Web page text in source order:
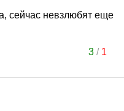
сейчас невзлюбят еще
3/ 1